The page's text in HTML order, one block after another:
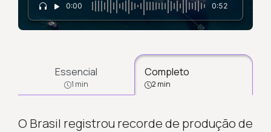
0:00 0:52
Essencial
1 min
Completo
2 min
O Brasil registrou recorde de produção de